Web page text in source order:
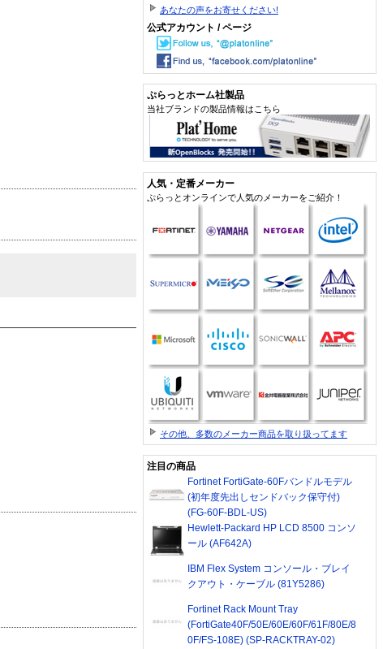
あなたの声をお寄せください!
公式アカウント / ページ
ぷらっとホーム社製品
当社ブランドの製品情報はこちら
人気・定番メーカー
ぷらっとオンラインで人気のメーカーをご紹介！
その他、多数のメーカー商品を取り扱ってます
注目の商品
Fortinet FortiGate-60Fバンドルモデル
(初年度先出しセンドバック保守付)
(FG-60F-BDL-US)
Hewlett-Packard HP LCD 8500 コンソ
ール (AF642A)
IBM Flex System コンソール・ブレイ
クアウト・ケーブル (81Y5286)
Fortinet Rack Mount Tray
(FortiGate40F/50E/60E/60F/61F/80E/8
0F/FS-108E) (SP-RACKTRAY-02)